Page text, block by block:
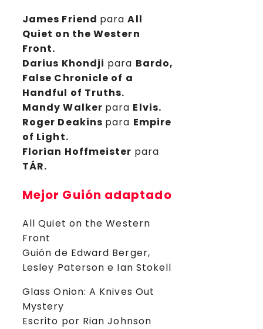
James Friend paraAll
Quiet on the Western
Front.
Darius Khondji para Bardo,
False Chronicle of a
Handful of Truths.
Mandy Walker para Elvis.
Roger Deakins para Empire
of Light.
Florian Hoffmeister para
TÁR.
Mejor Guión adaptado
All Quiet on the Western
Front
Guión de Edward Berger,
Lesley Paterson e Ian Stokell
Glass Onion: A Knives Out
Mystery
Escrito por Rian Johnson